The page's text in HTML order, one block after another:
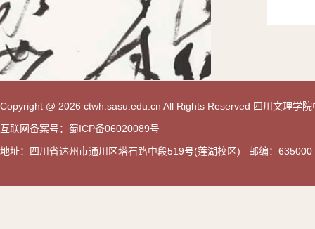
Copyright @ 2026 ctwh.sasu.edu.cn All Rights Reserved 四川文理学
互联网备案号：蜀ICP备06020089号
地址：四川省达州市通川区塔石路中段519号(莲湖校区) 邮编：